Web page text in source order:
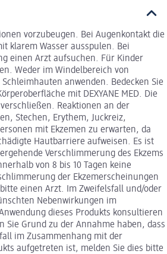
vorzubeugen. Bei Augenkontakt die
klarem Wasser ausspulen. Bei
einen Arzt aufsuchen. Für Kinder
Weder im Windelbereich von
anwenden. Bedecken Sie
mit DEXYANE MED. Die
verschließen. Reaktionen an der
Stechen, Erythem, Juckreiz,
mit Ekzemen zu erwarten, da
Hautbarriere aufweisen. Es ist
Verschlimmerung des Ekzems
von 8 bis 10 Tagen keine
der Ekzemerscheinungen
einen Arzt. Im Zweifelsfall und/oder
Nebenwirkungen im
dieses Produkts konsultieren
Sie Grund zu der Annahme haben, dass
im Zusammenhang mit der
aufgetreten ist, melden Sie dies bitte